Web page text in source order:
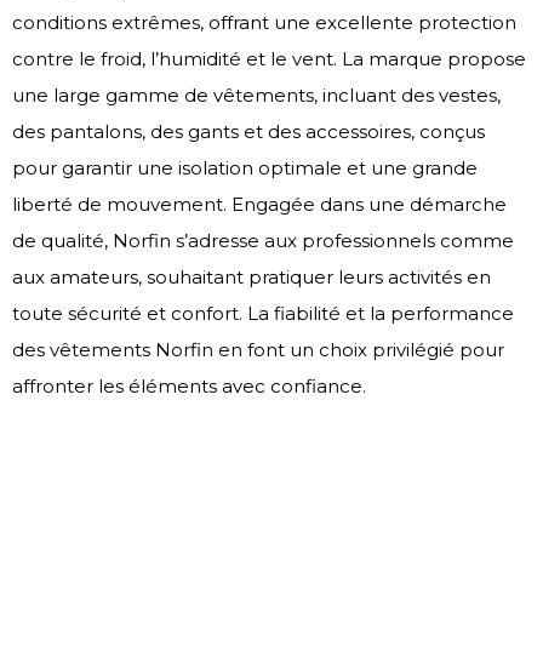
conditions extrêmes, offrant une excellente protection
contre le froid, l’humidité et le vent. La marque propose
une large gamme de vêtements, incluant des vestes,
des pantalons, des gants et des accessoires, conçus
pour garantir une isolation optimale et une grande
liberté de mouvement. Engagée dans une démarche
de qualité, Norfin s’adresse aux professionnels comme
aux amateurs, souhaitant pratiquer leurs activités en
toute sécurité et confort. La fiabilité et la performance
des vêtements Norfin en font un choix privilégié pour
affronter les éléments avec confiance.